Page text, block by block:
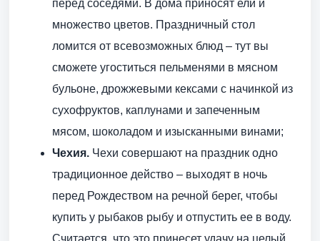
перед соседями. В дома приносят ели и
множество цветов. Праздничный стол
ломится от всевозможных блюд – тут вы
сможете угоститься пельменями в мясном
бульоне, дрожжевыми кексами с начинкой из
сухофруктов, каплунами и запеченным
мясом, шоколадом и изысканными винами;
Чехия. Чехи совершают на праздник одно
традиционное действо – выходят в ночь
перед Рождеством на речной берег, чтобы
купить у рыбаков рыбу и отпустить ее в воду.
Считается, что это принесет удачу на целый